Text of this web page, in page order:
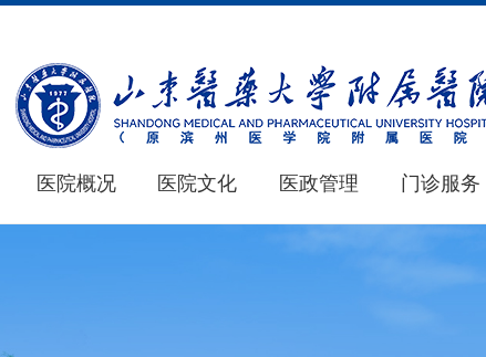
医院概况 医院文化 医政管理 门诊服务